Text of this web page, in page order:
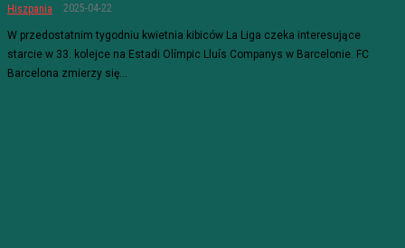
Hiszpania 2025-04-22
W przedostatnim tygodniu kwietnia kibiców La Liga czeka interesujące
starcie w 33. kolejce na Estadi Olímpic Lluís Companys w Barcelonie. FC
Barcelona zmierzy się...